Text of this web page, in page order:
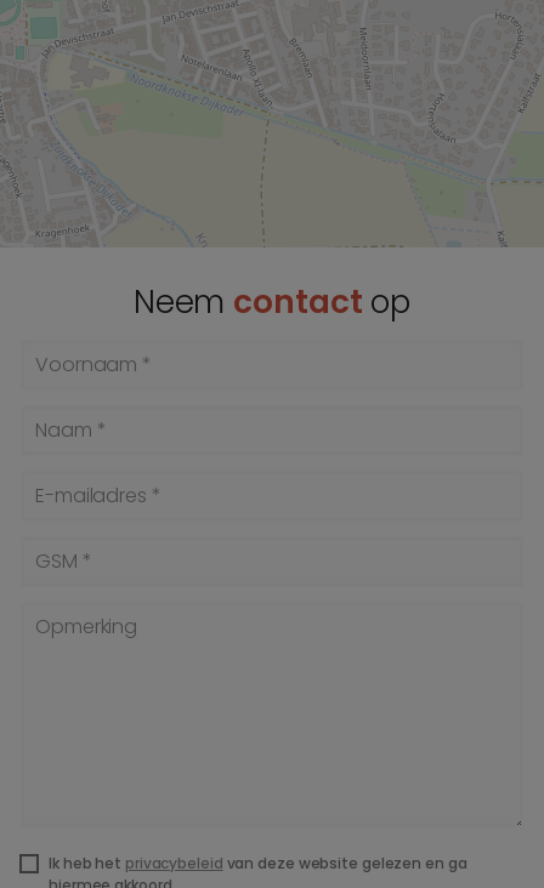
Neem contact op
Voornaam *
Naam *
E-mailadres *
GSM *
Opmerking
Ik heb het privacybeleid van deze website gelezen en ga